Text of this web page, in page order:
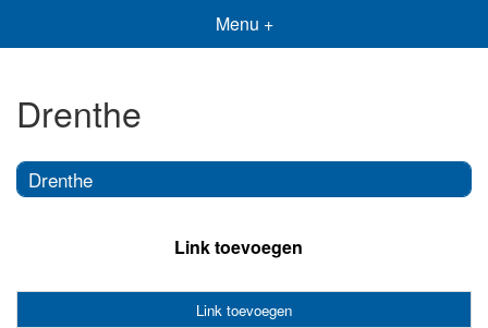
Menu +
Drenthe
Drenthe
Link toevoegen
Link toevoegen